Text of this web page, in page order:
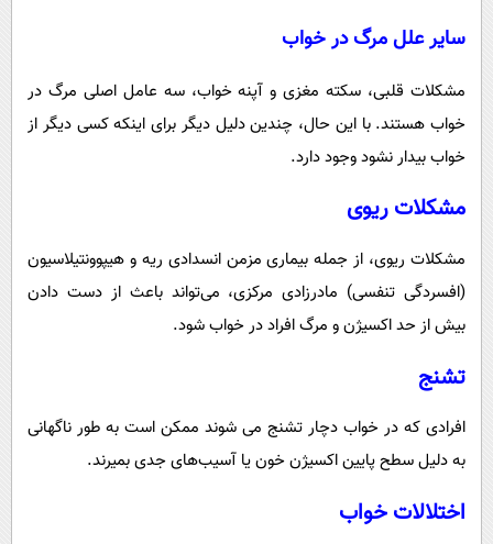
سایر علل مرگ در خواب
مشکلات قلبی، سکته مغزی و آپنه خواب، سه عامل اصلی مرگ در
خواب هستند. با این حال، چندین دلیل دیگر برای اینکه کسی دیگر از
خواب بیدار نشود وجود دارد.
مشکلات ریوی
مشکلات ریوی، از جمله بیماری مزمن انسدادی ریه و هیپوونتیلاسیون
(افسردگی تنفسی) مادرزادی مرکزی، می‌تواند باعث از دست دادن
بیش از حد اکسیژن و مرگ افراد در خواب شود.
تشنج
افرادی که در خواب دچار تشنج می شوند ممکن است به طور ناگهانی
به دلیل سطح پایین اکسیژن خون یا آسیب‌های جدی بمیرند.
اختلالات خواب